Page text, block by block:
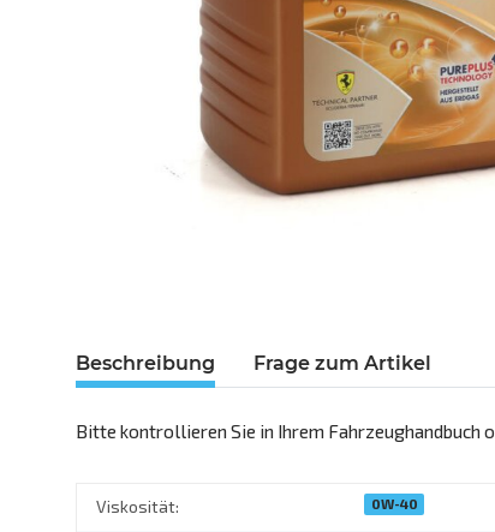
Beschreibung Frage zum Artikel
Bitte kontrollieren Sie in Ihrem Fahrzeughandbuch
Viskosität: 0W-40